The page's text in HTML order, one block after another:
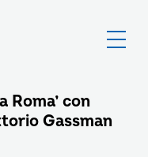
Roma’ con
Gassman